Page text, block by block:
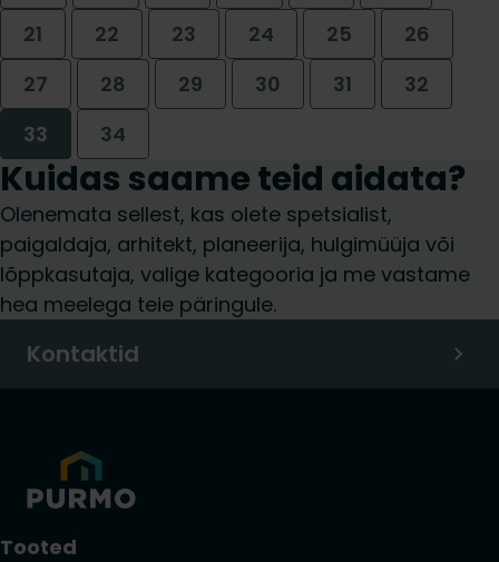
21
22 23 24 25
26
27
28 29 30 31
32
33
34
Kuidas saame teid aidata?
Olenemata sellest, kas olete spetsialist,
paigaldaja, arhitekt, planeerija, hulgimüüja või
lõppkasutaja, valige kategooria ja me vastame
hea meelega teie päringule.
Kontaktid
Tooted